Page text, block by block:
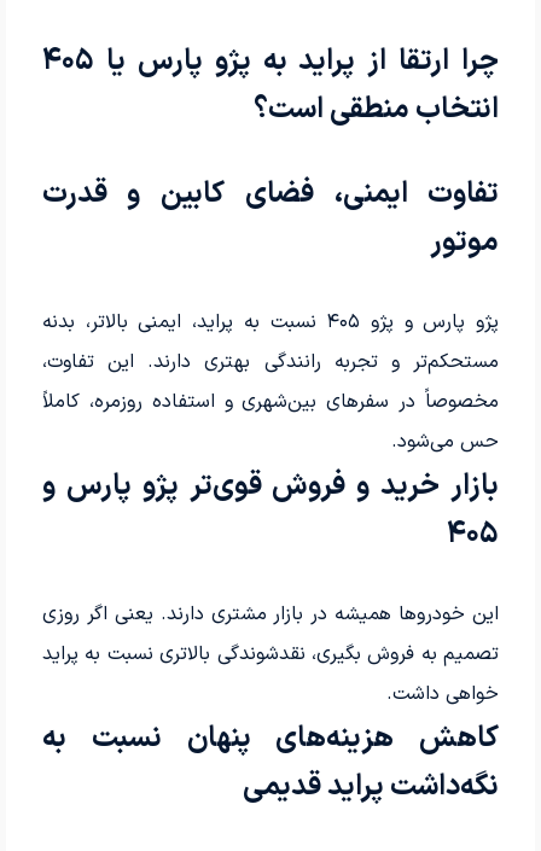
چرا ارتقا از پراید به پژو پارس یا ۴۰۵
انتخاب منطقی است؟
تفاوت ایمنی، فضای کابین و قدرت
موتور
پژو پارس و پژو ۴۰۵ نسبت به پراید، ایمنی بالاتر، بدنه
مستحکم‌تر و تجربه رانندگی بهتری دارند. این تفاوت،
مخصوصاً در سفرهای بین‌شهری و استفاده روزمره، کاملاً
حس می‌شود.
بازار خرید و فروش قوی‌تر پژو پارس و
۴۰۵
این خودروها همیشه در بازار مشتری دارند. یعنی اگر روزی
تصمیم به فروش بگیری، نقدشوندگی بالاتری نسبت به پراید
خواهی داشت.
کاهش هزینه‌های پنهان نسبت به
نگه‌داشت پراید قدیمی